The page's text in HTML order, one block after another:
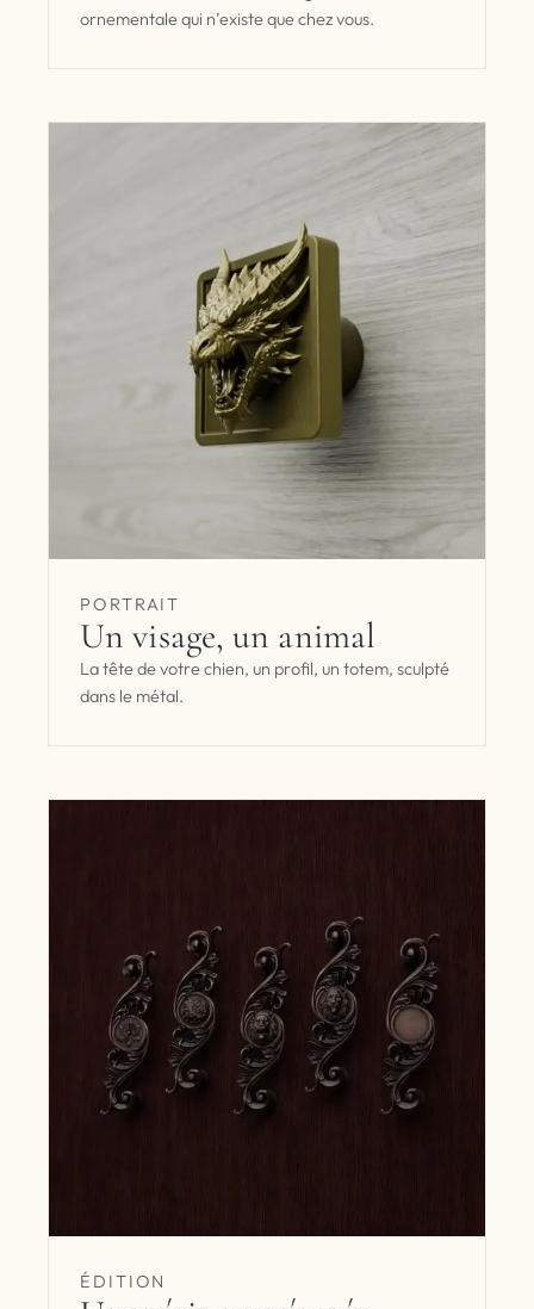
ornementale qui n’existe que chez vous.
PORTRAIT
Un visage, un animal
La tête de votre chien, un profil, un totem, sculpté
dans le métal.
ÉDITION